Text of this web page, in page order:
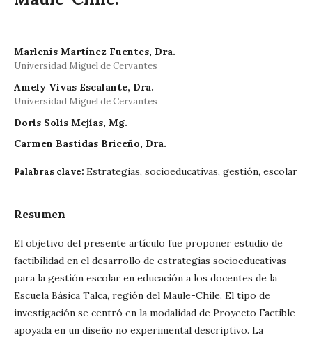
Marlenis Martínez Fuentes, Dra.
Universidad Miguel de Cervantes
Amely Vivas Escalante, Dra.
Universidad Miguel de Cervantes
Doris Solis Mejías, Mg.
Carmen Bastidas Briceño, Dra.
Palabras clave: Estrategias, socioeducativas, gestión, escolar
Resumen
El objetivo del presente artículo fue proponer estudio de
factibilidad en el desarrollo de estrategias socioeducativas
para la gestión escolar en educación a los docentes de la
Escuela Básica Talca, región del Maule-Chile. El tipo de
investigación se centró en la modalidad de Proyecto Factible
apoyada en un diseño no experimental descriptivo. La